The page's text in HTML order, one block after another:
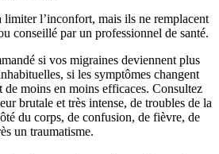
limiter l’inconfort, mais ils ne remplacent
conseillé par un professionnel de santé.
si vos migraines deviennent plus
si les symptômes changent
de moins en moins efficaces. Consultez
brutale et très intense, de troubles de la
du corps, de confusion, de fièvre, de
un traumatisme.